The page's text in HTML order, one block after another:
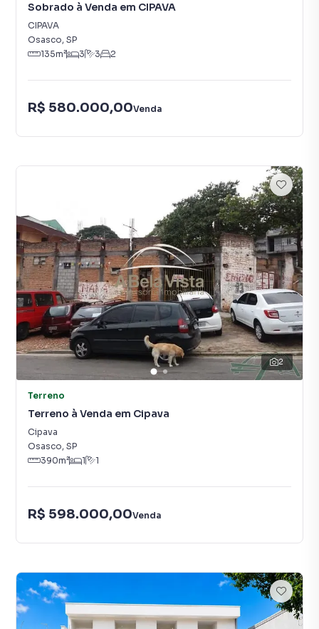
Sobrado à Venda em CIPAVA
CIPAVA
Osasco, SP
135m² 3 3 2
R$ 580.000,00Venda
2
Terreno
Terreno à Venda em Cipava
Cipava
Osasco, SP
390m² 1 1
R$ 598.000,00Venda